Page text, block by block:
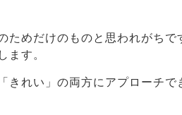
ためだけのものと思われがちで
ます。
きれい」の両方にアプローチで